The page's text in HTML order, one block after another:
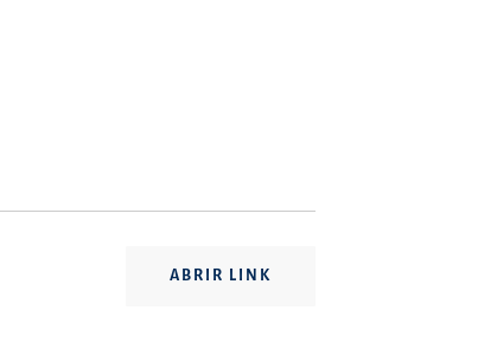
ABRIR LINK